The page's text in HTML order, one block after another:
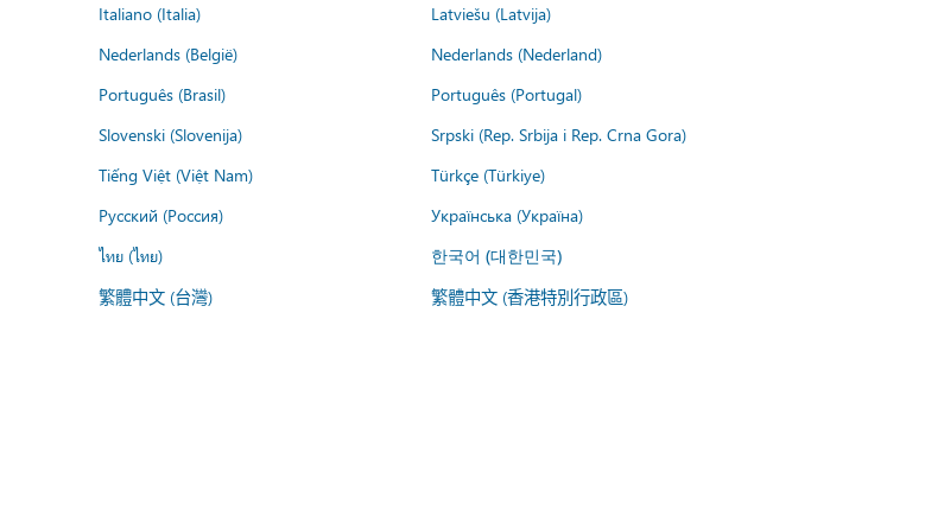
Italiano (Italia)
Latviešu (Latvija)
Nederlands (België)
Nederlands (Nederland)
Português (Brasil)
Português (Portugal)
Slovenski (Slovenija)
Srpski (Rep. Srbija i Rep. Crna Gora)
Tiếng Việt (Việt Nam)
Türkçe (Türkiye)
Русский (Россия)
Українська (Україна)
ไทย (ไทย) 한국어 (대한민국)
繁體中文 (台灣) 繁體中文 (香港特別行政區)